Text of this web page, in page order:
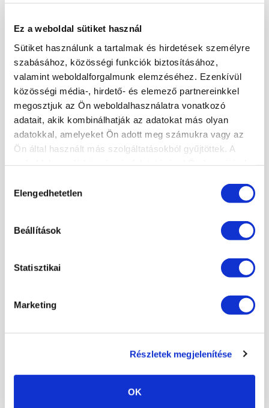
Ez a weboldal sütiket használ
Sütiket használunk a tartalmak és hirdetések személyre
szabásához, közösségi funkciók biztosításához,
valamint weboldalforgalmunk elemzéséhez. Ezenkívül
közösségi média-, hirdető- és elemező partnereinkkel
megosztjuk az Ön weboldalhasználatra vonatkozó
adatait, akik kombinálhatják az adatokat más olyan
adatokkal, amelyeket Ön adott meg számukra vagy az
Ön által használt más szolgáltatásokból gyűjtöttek. A
kiválasztása
Elengedhetetlen
Beállítások
Statisztikai
Marketing
Részletek megjelenítése
OK
59 900 Ft
ÉRDEKLŐDÉS / JELENTKEZÉS
A képzést megelőző ötödik napig fogadjuk el a jelentkezéseket.
TOVÁBBI INFORMÁCIÓK
KOSÁR TARTALMA
A kosár üres.
KOSÁR JELENTKEZÉS
HÍREK, CIKKEK
ISKOLÁNK KÉPEKBEN
DÍSZÍTŐ TOVÁBBKÉPZÉSEK SZAKMABELIEKNEK